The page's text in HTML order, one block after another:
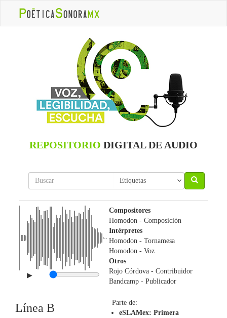
REPOSITORIO DIGITAL DE AUDIO
▶
Línea B
Compositores
Homodon - Composición
Intérpretes
Homodon - Tornamesa
Homodon - Voz
Otros
Rojo Córdova - Contribuidor
Bandcamp - Publicador
Parte de:
eSLAMex: Primera